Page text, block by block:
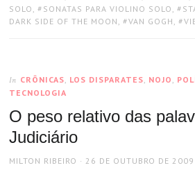
SOLO , SONATAS PARA VIOLINO SOLO ,
DARK SIDE OF THE MOON , VAN GOGH ,
In CRÔNICAS, LOS DISPARATES, NOJO ,
TECNOLOGIA
O peso relativo das
Judiciário
AUTHOR
MILTON RIBEIRO
POSTED
26 DE OUTUBRO DE 2009